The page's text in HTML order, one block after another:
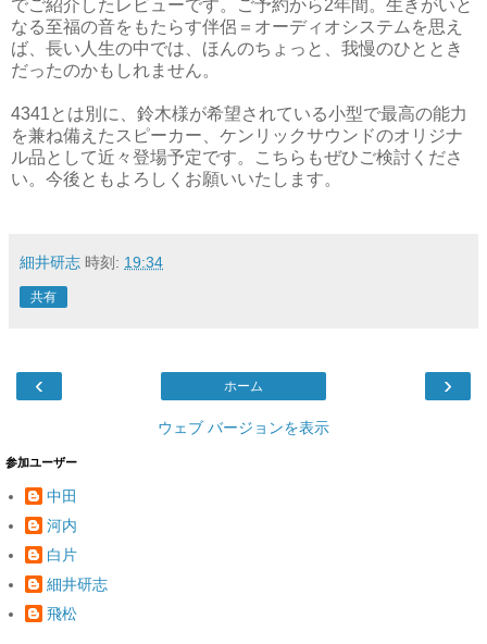
でご紹介したレビューです。ご予約から2年間。生きがいと
なる至福の音をもたらす伴侶＝オーディオシステムを思え
ば、長い人生の中では、ほんのちょっと、我慢のひととき
だったのかもしれません。
4341とは別に、鈴木様が希望されている小型で最高の能力
を兼ね備えたスピーカー、ケンリックサウンドのオリジナ
ル品として近々登場予定です。こちらもぜひご検討くださ
い。今後ともよろしくお願いいたします。
細井研志 時刻: 19:34
共有
‹ ›
ホーム
ウェブ バージョンを表示
参加ユーザー
中田
河内
白片
細井研志
飛松